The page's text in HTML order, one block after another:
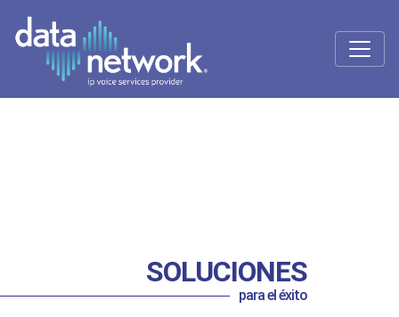
SOLUCIONES
para el éxito